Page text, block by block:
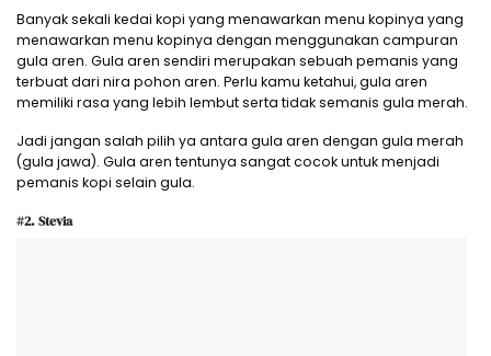
Banyak sekali kedai kopi yang menawarkan menu kopinya yang
menawarkan menu kopinya dengan menggunakan campuran
gula aren. Gula aren sendiri merupakan sebuah pemanis yang
terbuat dari nira pohon aren. Perlu kamu ketahui, gula aren
memiliki rasa yang lebih lembut serta tidak semanis gula merah.
Jadi jangan salah pilih ya antara gula aren dengan gula merah
(gula jawa). Gula aren tentunya sangat cocok untuk menjadi
pemanis kopi selain gula.
#2. Stevia